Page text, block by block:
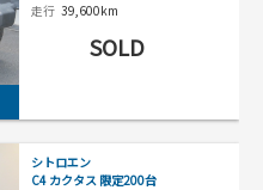
走行 39,600km
SOLD
シトロエン
C4 カクタス 限定200台